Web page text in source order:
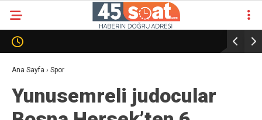
Ana Sayfa › Spor
Yunusemreli judocular